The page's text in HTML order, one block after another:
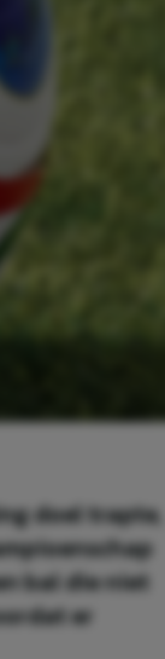
doel trapte,
bal die niet
er